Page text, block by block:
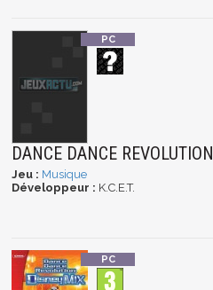
DANCE DANCE REVOLUTION
Jeu : Musique
Développeur : K.C.E.T.